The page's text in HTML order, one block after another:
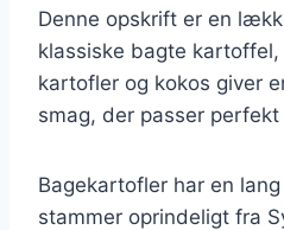
Denne opskrift er en
klassiske bagte
kartofler og kokos giver
smag, der passer
Bagekartofler har en
stammer oprindeligt fra